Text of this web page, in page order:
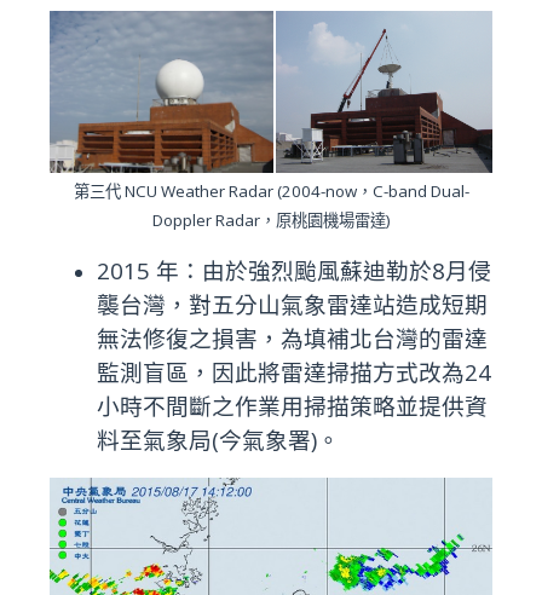
第三代 NCU Weather Radar (2004-now，C-band Dual-
Doppler Radar，原桃園機場雷達)
2015 年：由於強烈颱風蘇迪勒於8月侵
襲台灣，對五分山氣象雷達站造成短期
無法修復之損害，為填補北台灣的雷達
監測盲區，因此將雷達掃描方式改為24
小時不間斷之作業用掃描策略並提供資
料至氣象局(今氣象署)。